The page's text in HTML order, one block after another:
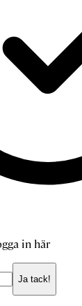
in här
Ja tack!